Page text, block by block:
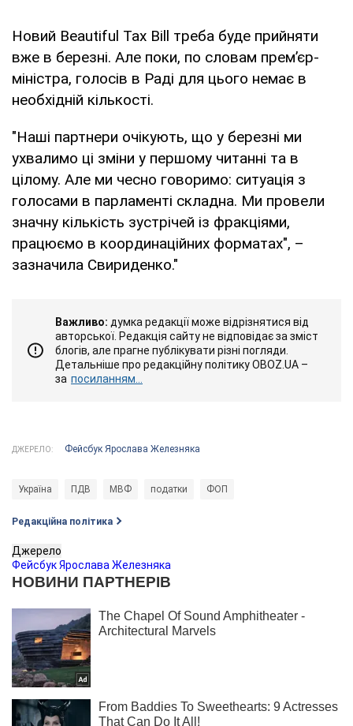
Новий Beautiful Tax Bill треба буде прийняти
вже в березні. Але поки, по словам прем’єр-
міністра, голосів в Раді для цього немає в
необхідній кількості.
"Наші партнери очікують, що у березні ми
ухвалимо ці зміни у першому читанні та в
цілому. Але ми чесно говоримо: ситуація з
голосами в парламенті складна. Ми провели
значну кількість зустрічей із фракціями,
працюємо в координаційних форматах", –
зазначила Свириденко."
Важливо: думка редакції може відрізнятися від
авторської. Редакція сайту не відповідає за зміст
блогів, але прагне публікувати різні погляди.
Детальніше про редакційну політику OBOZ.UA –
за посиланням...
ДЖЕРЕЛО: Фейсбук Ярослава Железняка
Україна ПДВ МВФ податки ФОП
Редакційна політика
Джерело
Фейсбук Ярослава Железняка